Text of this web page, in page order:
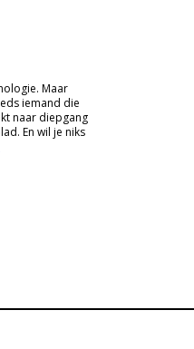
Maar
iemand die
naar diepgang
En wil je niks